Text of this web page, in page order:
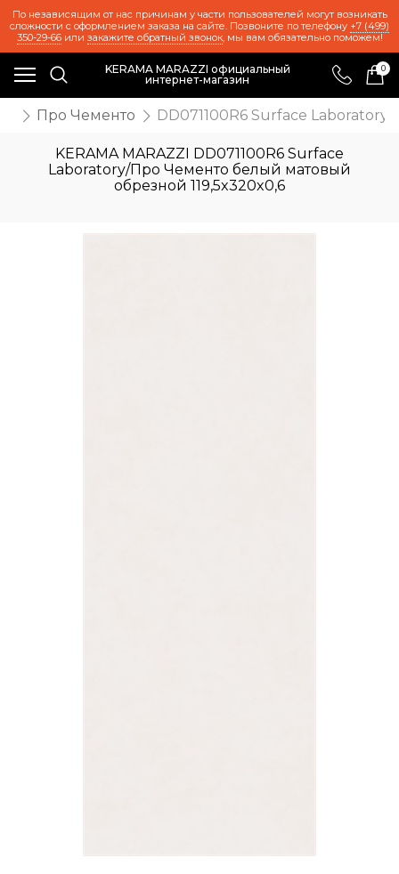
По независящим от нас причинам у части пользователей могут возникать
сложности с оформлением заказа на сайте. Позвоните по телефону +7 (499)
350-29-66или закажите обратный звонок, мы вам обязательно поможем!
KERAMA MARAZZI официальный
интернет-магазин
0
Про Чементо DD071100R6 Surface
KERAMA MARAZZI DD071100R6 Surface
Laboratory/Про Чементо белый матовый
обрезной 119,5x320x0,6